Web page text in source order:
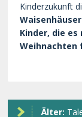
Kinderzukunft
Kinder, die
Weihnachten
Älter: